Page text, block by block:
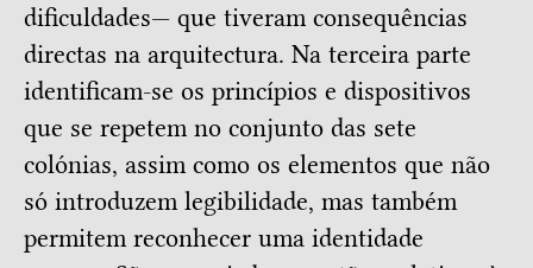
dificuldades— que tiveram consequências
directas na arquitectura. Na terceira parte
identificam-se os princípios e dispositivos
que se repetem no conjunto das sete
colónias, assim como os elementos que não
só introduzem legibilidade, mas também
permitem reconhecer uma identidade